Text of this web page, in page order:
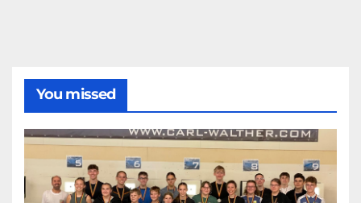
You missed